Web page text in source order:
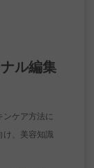
ル編集
ンケア方法に
け、美容知識